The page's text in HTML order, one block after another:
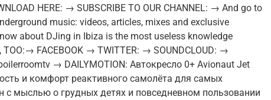
HERE: → SUBSCRIBE TO OUR CHANNEL: → And go to
music: videos, articles, mixes and exclusive
about DJing in Ibiza is the most useless knowledge
TOO:→ FACEBOOK → TWITTER: → SOUNDCLOUD: →
→ DAILYMOTION: Автокресло 0+ Avionaut Jet
и комфорт реактивного самолёта для самых
с мыслью о грудных детях и повседневном пользовании